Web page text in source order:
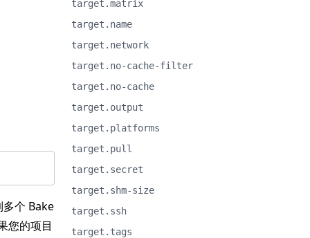
个 Bake
您的项目
target.matrix
target.name
target.network
target.no-cache-filter
target.no-cache
target.output
target.platforms
target.pull
target.secret
target.shm-size
target.ssh
target.tags